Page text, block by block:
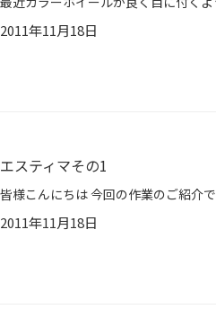
2011年11月18日
エスティマその1
2011年11月18日